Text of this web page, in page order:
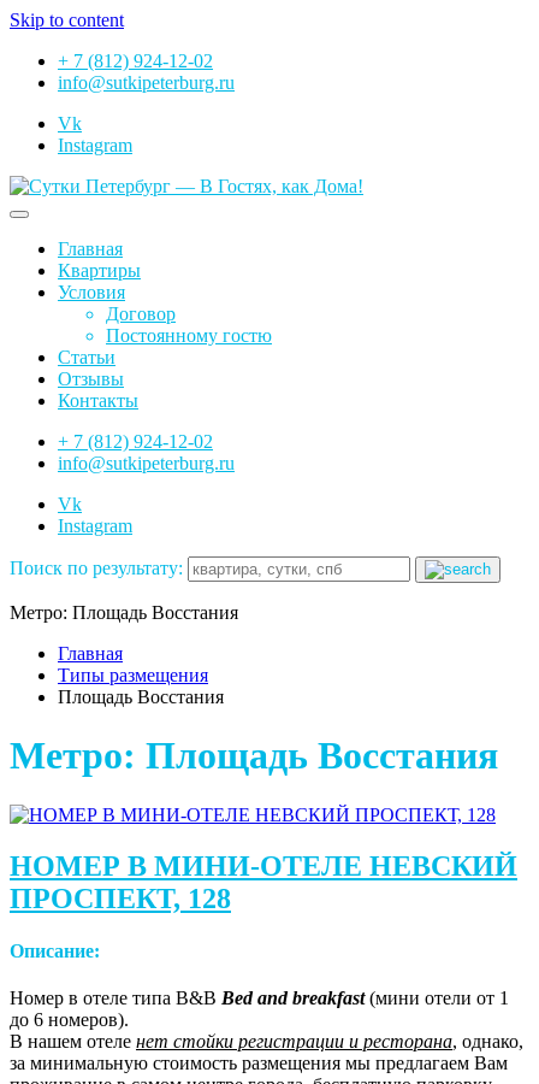
Skip to content
+ 7 (812) 924-12-02
info@sutkipeterburg.ru
Vk
Instagram
Главная
Квартиры
Условия
Договор
Постоянному гостю
Статьи
Отзывы
Контакты
+ 7 (812) 924-12-02
info@sutkipeterburg.ru
Vk
Instagram
Поиск по результату:
Метро: Площадь Восстания
Главная
Типы размещения
Площадь Восстания
Метро: Площадь Восстания
НОМЕР В МИНИ-ОТЕЛЕ НЕВСКИЙ
ПРОСПЕКТ, 128
Описание:
Номер в отеле типа B&B Bed and breakfast(мини отели от 1
до 6 номеров).
В нашем отеле нет стойки регистрации и ресторана, однако,
за минимальную стоимость размещения мы предлагаем Вам